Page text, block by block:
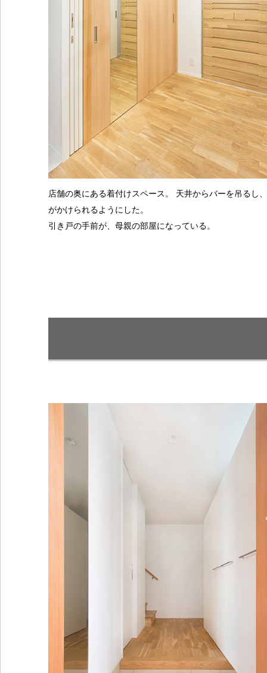
店舗の奥にある着付けスペース。 天井からバーを吊るし
がかけられるようにした。
引き戸の手前が、母親の部屋になっている。